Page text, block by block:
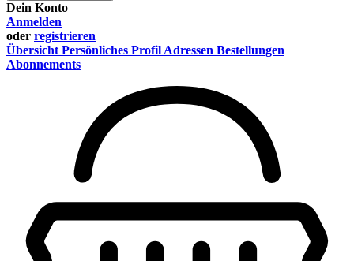
Dein Konto
Anmelden
oder registrieren
Übersicht Persönliches Profil Adressen Bestellungen
Abonnements